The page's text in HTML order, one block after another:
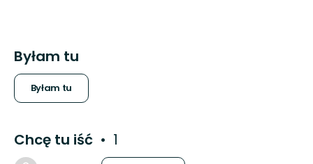
Byłam tu
Byłam tu
Chcę tu iść 1